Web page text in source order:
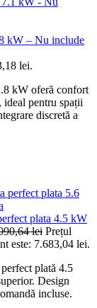
kW – Nu include
lei.
kW oferă confort
ideal pentru spații
discretă a
plata 4.5 kW
lei Prețul
este: 7.683,04 lei.
plată 4.5
Design
incluse.